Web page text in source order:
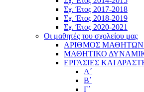
Σχ. Έτος 2017-2018
Σχ. Έτος 2018-2019
Σχ. Έτος 2020-2021
Οι μαθητές του σχολείου μας
ΑΡΙΘΜΟΣ ΜΑΘΗΤΩΝ
ΜΑΘΗΤΙΚΟ
ΕΡΓΑΣΙΕΣ ΚΑΙ
Α΄
Β΄
Γ΄